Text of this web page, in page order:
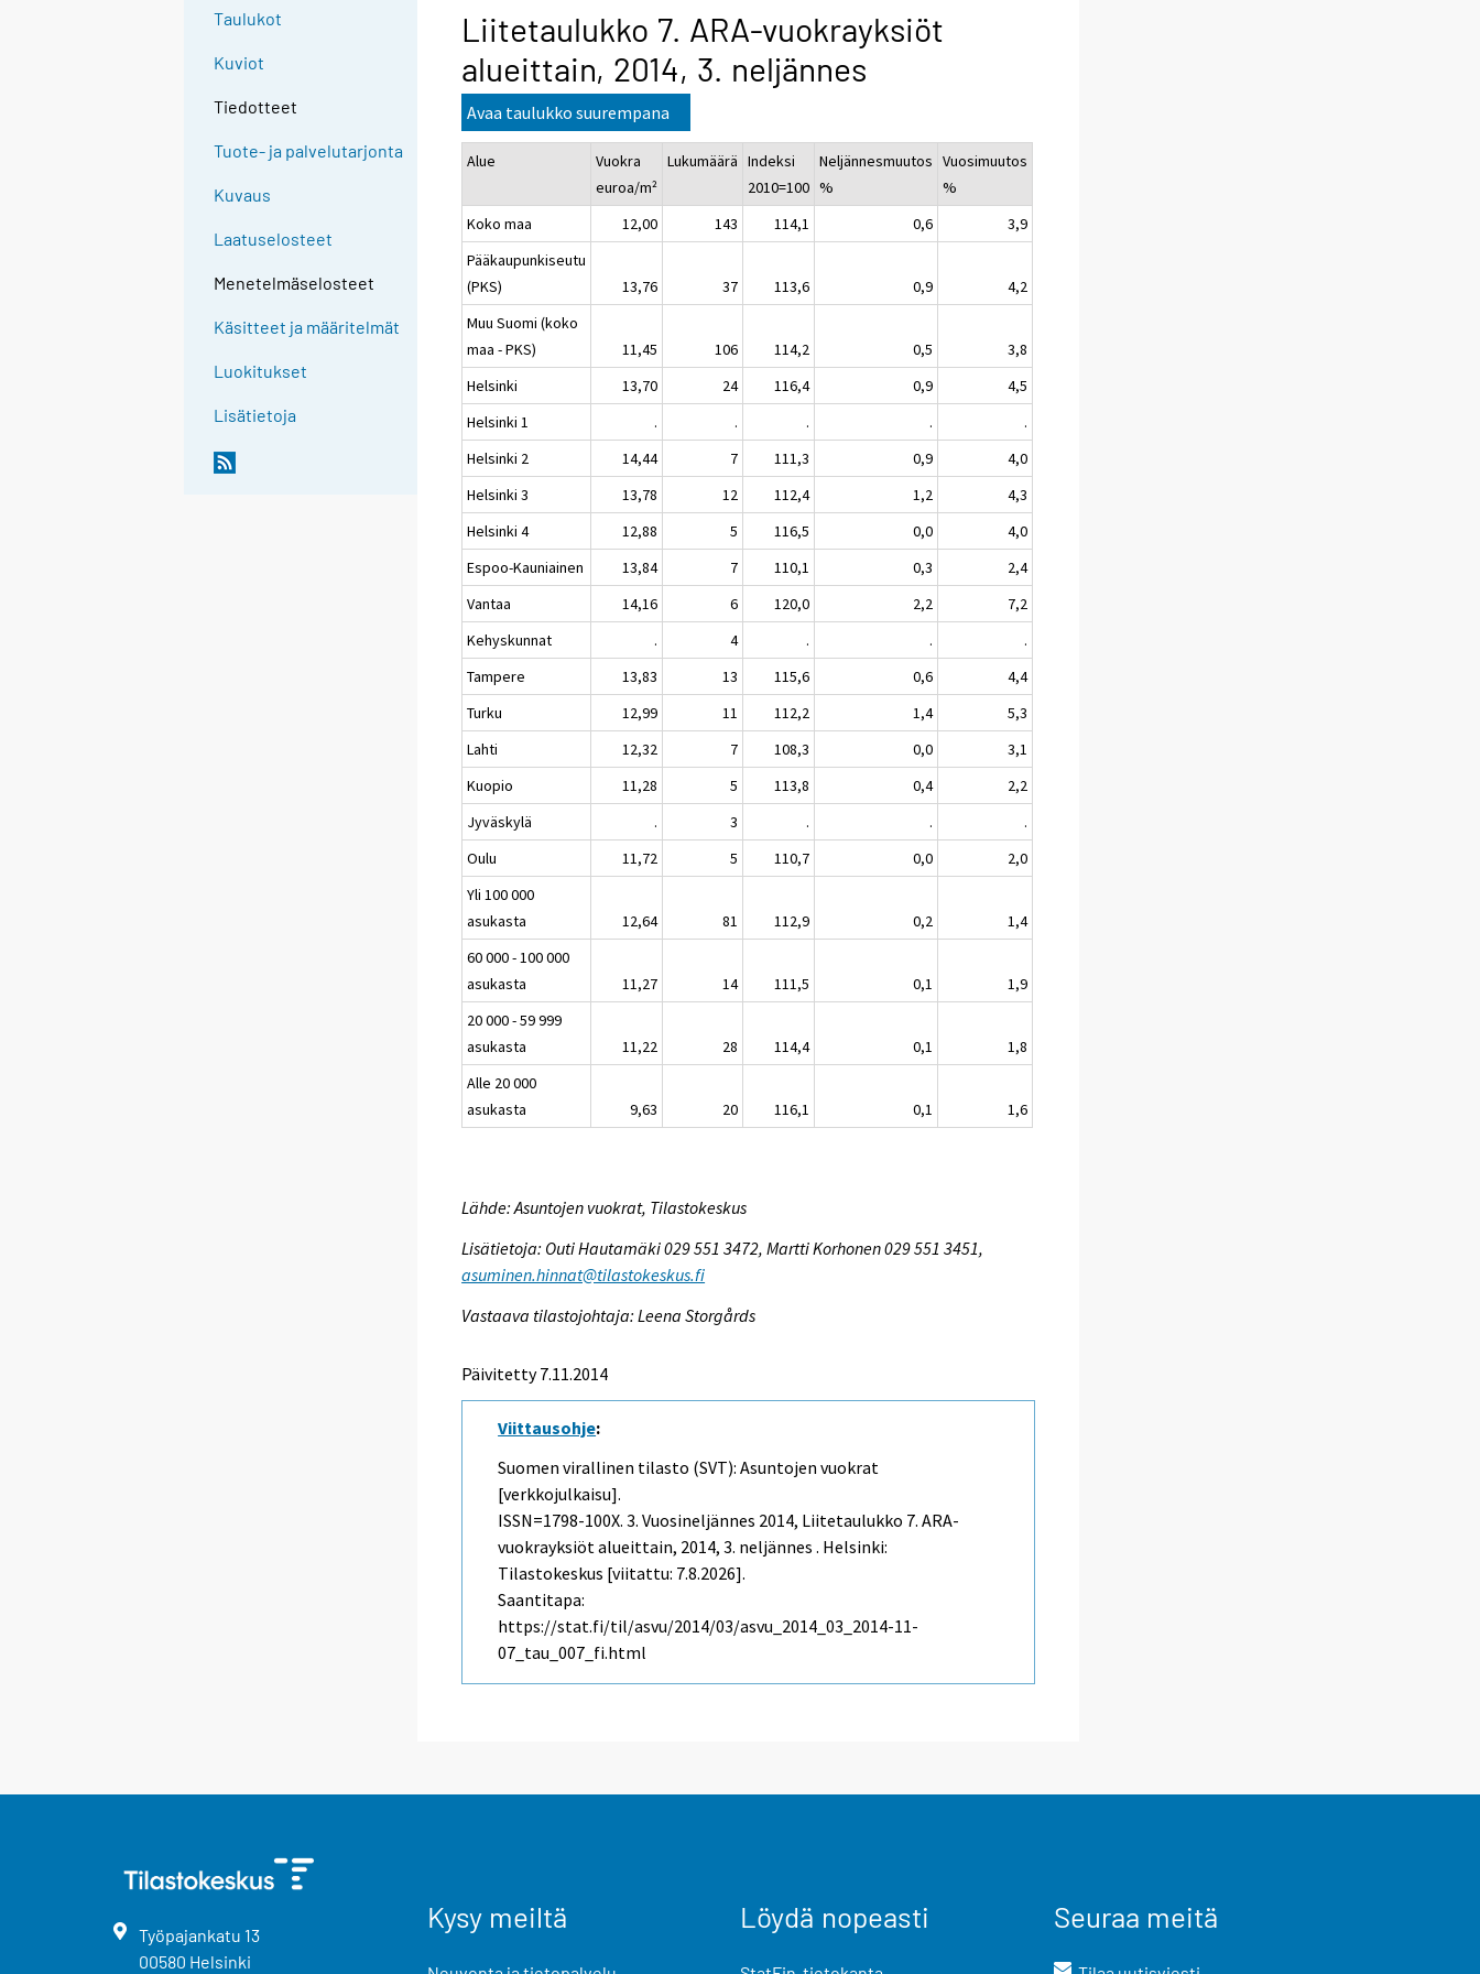
Taulukot
Kuviot
Tiedotteet
Tuote- ja palvelutarjonta
Kuvaus
Laatuselosteet
Menetelmäselosteet
Käsitteet ja määritelmät
Luokitukset
Lisätietoja
Liitetaulukko 7. ARA-vuokrayksiöt
alueittain, 2014, 3. neljännes
Avaa taulukko suurempana
Alue
Vuokra
euroa/m²
Lukumäärä Indeksi
2010=100
Neljännesmuutos
%
Vuosimuutos
%
Koko maa
12,00 143 114,1 0,6
3,9
Pääkaupunkiseutu
(PKS)
13,76 37 113,6 0,9
4,2
Muu Suomi (koko
maa - PKS)
11,45 106 114,2 0,5
3,8
Helsinki
13,70 24 116,4 0,9
4,5
Helsinki 1
. . . .
.
Helsinki 2
14,44 7 111,3 0,9
4,0
Helsinki 3
13,78 12 112,4 1,2
4,3
Helsinki 4
12,88 5 116,5 0,0
4,0
Espoo-Kauniainen
13,84 7 110,1 0,3
2,4
Vantaa
14,16 6 120,0 2,2
7,2
Kehyskunnat
. 4 . .
.
Tampere
13,83 13 115,6 0,6
4,4
Turku
12,99 11 112,2 1,4
5,3
Lahti
12,32 7 108,3 0,0
3,1
Kuopio
11,28 5 113,8 0,4
2,2
Jyväskylä
. 3 . .
.
Oulu
11,72 5 110,7 0,0
2,0
Yli 100 000
asukasta
12,64 81 112,9 0,2
1,4
60 000 - 100 000
asukasta
11,27 14 111,5 0,1
1,9
20 000 - 59 999
asukasta
11,22 28 114,4 0,1
1,8
Alle 20 000
asukasta
9,63 20 116,1 0,1 1,6
Lähde: Asuntojen vuokrat, Tilastokeskus
Lisätietoja: Outi Hautamäki 029 551 3472, Martti Korhonen 029 551 3451,
asuminen.hinnat@tilastokeskus.fi
Vastaava tilastojohtaja: Leena Storgårds
Päivitetty 7.11.2014
Viittausohje:
Suomen virallinen tilasto (SVT): Asuntojen vuokrat
[verkkojulkaisu].
ISSN=1798-100X.3. Vuosineljännes 2014, Liitetaulukko 7. ARA-
vuokrayksiöt alueittain, 2014, 3. neljännes . Helsinki:
Tilastokeskus [viitattu: 7.8.2026].
Saantitapa:
https://stat.fi/til/asvu/2014/03/asvu_2014_03_2014-11-
07_tau_007_fi.html
Työpajankatu 13
00580 Helsinki
Kysy meiltä Löydä nopeasti Seuraa meitä